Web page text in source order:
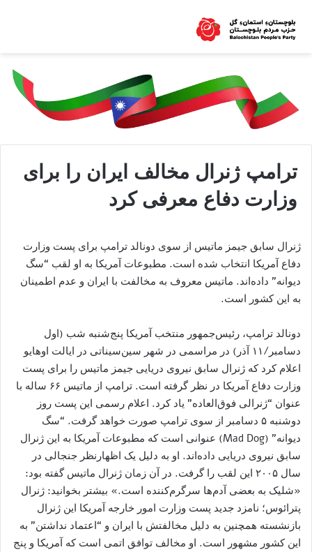
ترامپ ژنرال مخالف ایران را برای
وزارت دفاع معرفی کرد
ژنرال سابق جیمز ماتیس از سوی دونالد ترامپ برای پست وزارت
دفاع آمریکا انتخاب شده است. مطبوعات آمریکا به او لقب “سگ
دیوانه” داده‌اند. ماتیس معروف به مخالفت با ایران و عدم اطمینان
به این کشور است.
دونالد ترامپ، رئیس‌جمهور منتخب آمریکا پنج‌شنبه شب (اول
دسامبر/۱۱ آذر) در مراسمی در شهر سین‌سیناتی در ایالت اوهایو
اعلام کرد که ژنرال سابق نیروی دریایی جیمز ماتیس را برای پست
وزارت دفاع آمریکا در نظر گرفته است. ترامپ از ماتیس ۶۶ ساله با
عنوان “ژنرالی فوق‌العاده” یاد کرد. اعلام رسمی این پست روز
دوشنبه ۵ دسامبر از سوی ترامپ صورت خواهد گرفت. “سگ
دیوانه” (Mad Dog) عنوانی است که مطبوعات آمریکا به این ژنرال
سابق نیروی دریایی داده‌اند. او به دلیل یک اظهارنظر جنجالی در
سال ۲۰۰۵ این لقب را گرفت. در آن زمان ژنرال ماتیس گفته بود:
«شلیک به بعضی آدم‌ها سرگرم‌کننده است.» بیشتر بخوانید: ژنرال
پترائوس؛ نامزد جدید پست وزارت امور خارجه آمریکا این ژنرال
بازنشسته همچنین به دلیل مخالفتش با ایران و “اعتماد نداشتن” به
این کشور مشهور است. او مخالف توافق اتمی ‌است که آمریکا و پنج